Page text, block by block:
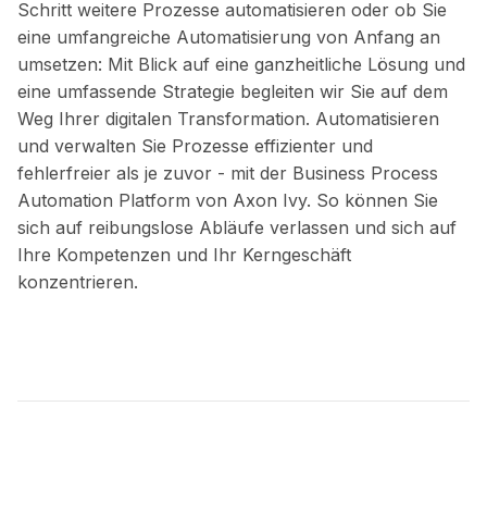
Schritt weitere Prozesse automatisieren oder ob Sie
eine umfangreiche Automatisierung von Anfang an
umsetzen: Mit Blick auf eine ganzheitliche Lösung und
eine umfassende Strategie begleiten wir Sie auf dem
Weg Ihrer digitalen Transformation. Automatisieren
und verwalten Sie Prozesse effizienter und
fehlerfreier als je zuvor - mit der Business Process
Automation Platform von Axon Ivy. So können Sie
sich auf reibungslose Abläufe verlassen und sich auf
Ihre Kompetenzen und Ihr Kerngeschäft
konzentrieren.